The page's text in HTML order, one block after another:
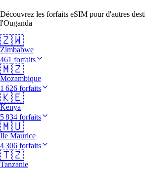
Découvrez les forfaits eSIM pour d'autres
l'Ouganda
🇿🇼
Zimbabwe
461 forfaits
🇲🇿
Mozambique
1 626 forfaits
🇰🇪
Kenya
5 834 forfaits
🇲🇺
Île Maurice
4 306 forfaits
🇹🇿
Tanzanie